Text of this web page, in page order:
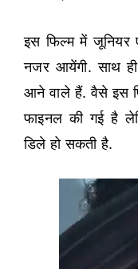
इस फिल्म में जूनियर
नजर आयेंगी. साथ
आने वाले हैं. वैसे इस
फाइनल की गई है
डिले हो सकती है.